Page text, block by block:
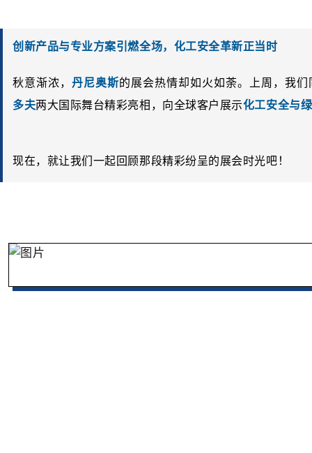
创新产品与专业方案引燃全场，化工安全革新正当时
秋意渐浓， 丹尼奥斯的展会热情却如火如荼。上周，我们
多夫两大国际舞台精彩亮相，向全球客户展示化工安全与
现在，就让我们一起回顾那段精彩纷呈的展会时光吧！